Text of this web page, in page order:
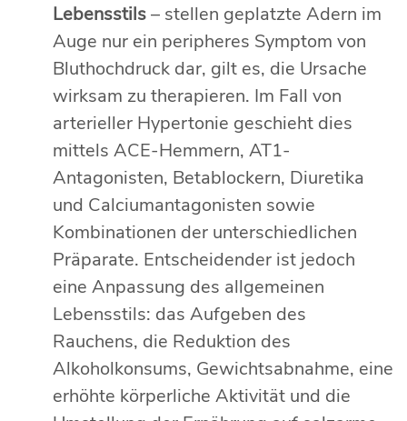
Lebensstils– stellen geplatzte Adern im
Auge nur ein peripheres Symptom von
Bluthochdruck dar, gilt es, die Ursache
wirksam zu therapieren. Im Fall von
arterieller Hypertonie geschieht dies
mittels ACE-Hemmern, AT1-
Antagonisten, Betablockern, Diuretika
und Calciumantagonisten sowie
Kombinationen der unterschiedlichen
Präparate. Entscheidender ist jedoch
eine Anpassung des allgemeinen
Lebensstils: das Aufgeben des
Rauchens, die Reduktion des
Alkoholkonsums, Gewichtsabnahme, eine
erhöhte körperliche Aktivität und die